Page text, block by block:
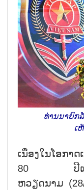
ທ່ານນາຍົກ
ເ
ເນື່ອງໃນໂອກາ
80 ປີແຫ່ງວັ
ຫວຽດນາມ